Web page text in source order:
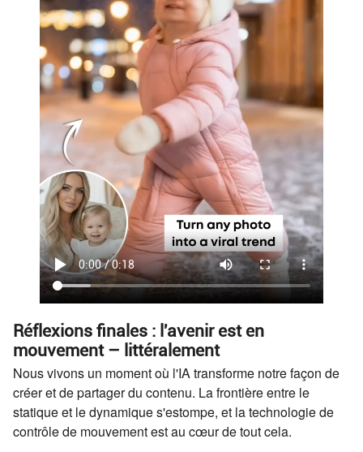
Réflexions finales : l'avenir est en
mouvement – littéralement
Nous vivons un moment où l'IA transforme notre façon de
créer et de partager du contenu. La frontière entre le
statique et le dynamique s'estompe, et la technologie de
contrôle de mouvement est au cœur de tout cela.